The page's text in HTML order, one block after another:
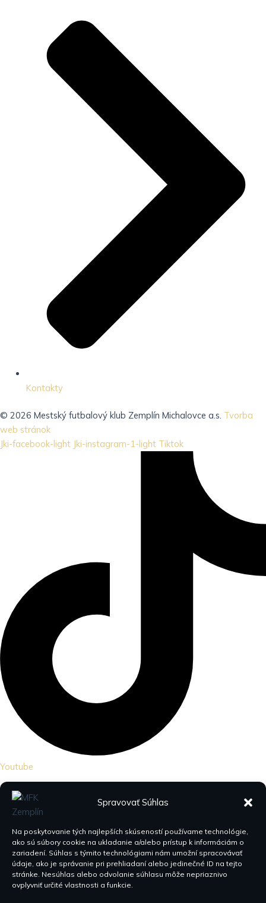
Spravovať Súhlas
Na poskytovanie tých najlepších skúseností používame technológie,
ako sú súbory cookie na ukladanie a/alebo prístup k informáciám o
zariadení. Súhlas s týmito technológiami nám umožní spracovávať
údaje, ako je správanie pri prehliadaní alebo jedinečné ID na tejto
stránke. Nesúhlas alebo odvolanie súhlasu môže nepriaznivo
ovplyvniť určité vlastnosti a funkcie.
Kontakty
© 2026 Mestský futbalový klub Zemplín Michalovce a.s. Tvorba
web stránok
Jki-facebook-light Jki-instagram-1-light Tiktok
Youtube